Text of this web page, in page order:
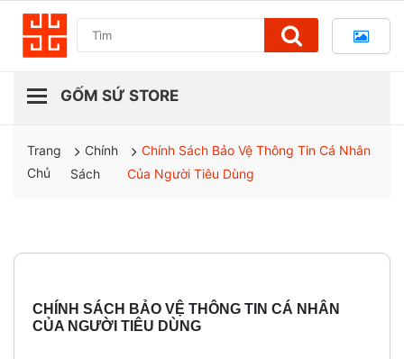
Trang
Chủ
Chính
Sách
Chính Sách Bảo Vệ Thông Tin Cá Nhân
Của Người Tiêu Dùng
CHÍNH SÁCH BẢO VỆ THÔNG TIN CÁ NHÂN
CỦA NGƯỜI TIÊU DÙNG